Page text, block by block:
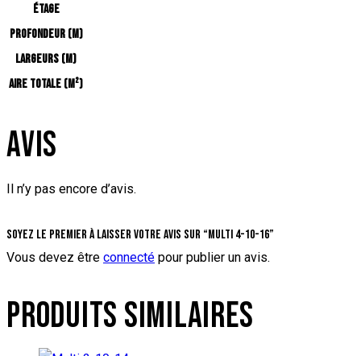
Étage
Profondeur (m)
Largeurs (m)
Aire totale (m²)
AVIS
Il n’y pas encore d’avis.
Soyez le premier à laisser votre avis sur “Multi 4-10-16”
Vous devez être connecté pour publier un avis.
PRODUITS SIMILAIRES